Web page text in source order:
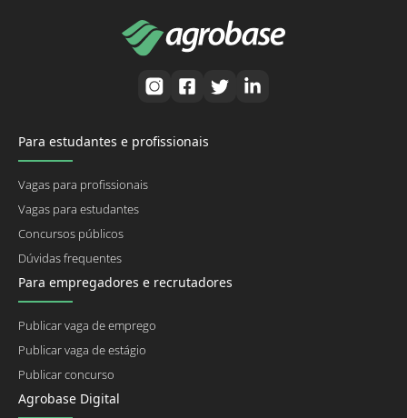
Para estudantes e profissionais
Vagas para profissionais
Vagas para estudantes
Concursos públicos
Dúvidas frequentes
Para empregadores e recrutadores
Publicar vaga de emprego
Publicar vaga de estágio
Publicar concurso
Agrobase Digital